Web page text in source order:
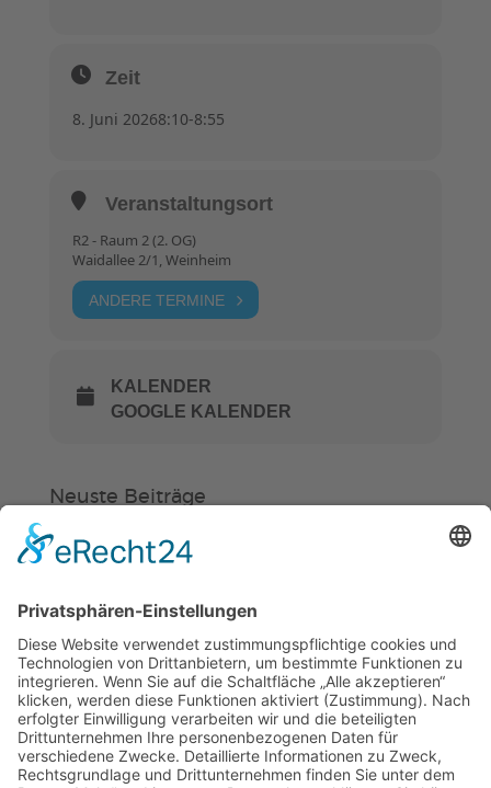
Zeit
8. Juni 20268:10-8:55
Veranstaltungsort
R2 - Raum 2 (2. OG)
Waidallee 2/1, Weinheim
ANDERE TERMINE
KALENDER
GOOGLE KALENDER
Neuste Beiträge
Verein
ab 13 Uhr geschlossen
„Am Ende bekommt jeder ein
Schwimmabzeichen“